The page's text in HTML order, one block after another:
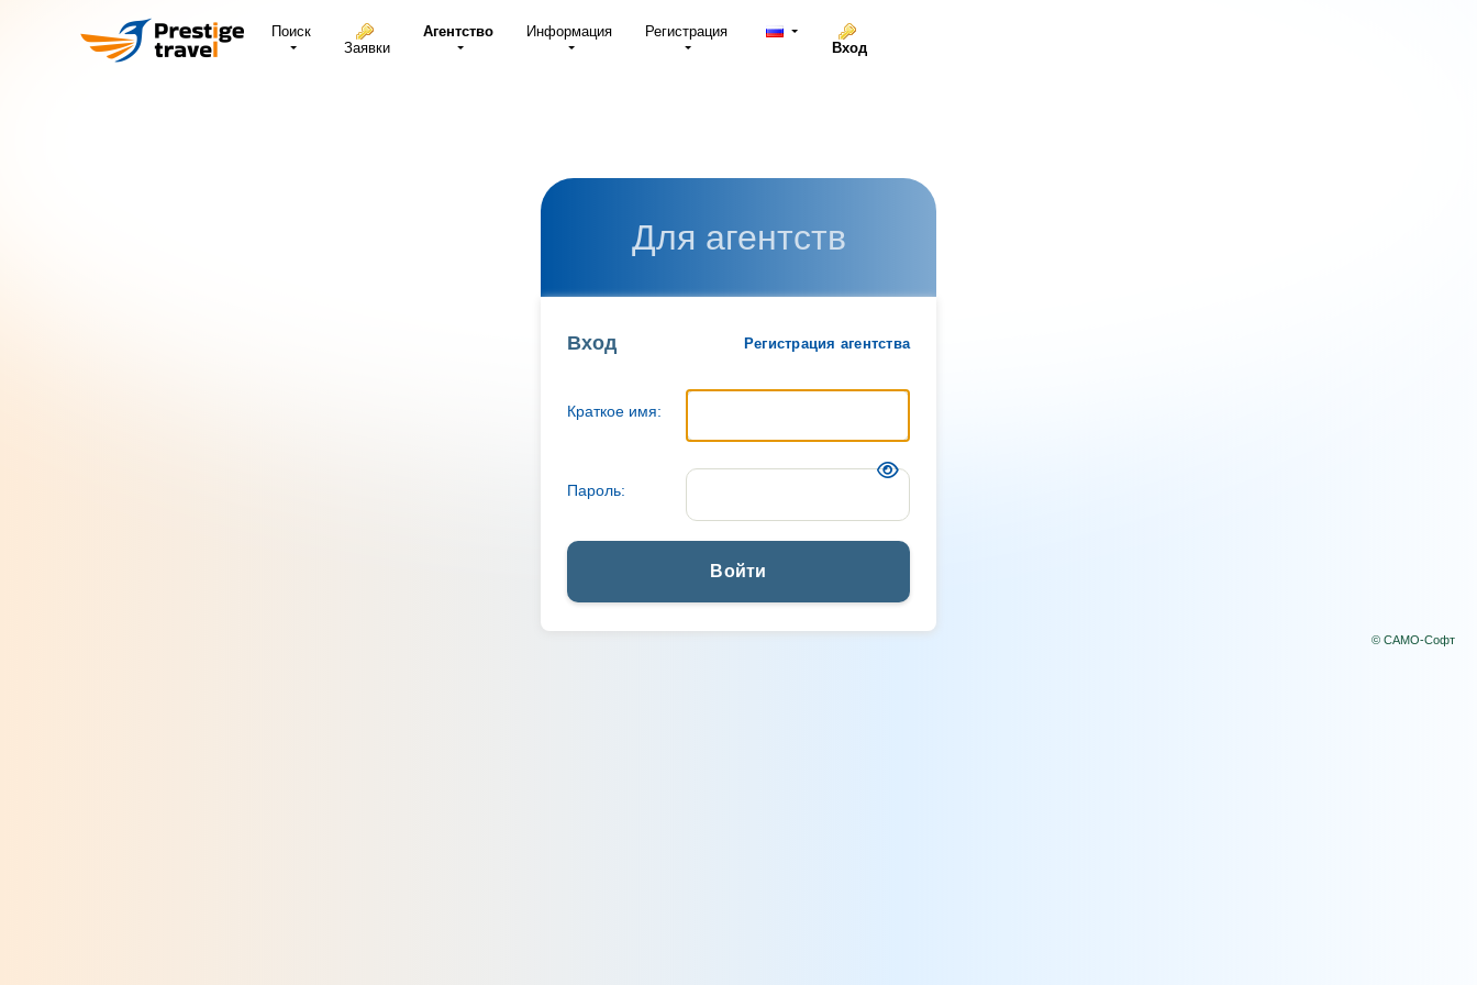
Поиск
Заявки
Агентство Информация
Регистрация
Вход
Для агентств
Вход Регистрация агентства
Краткое имя:
Пароль:
Войти
© САМО-Софт